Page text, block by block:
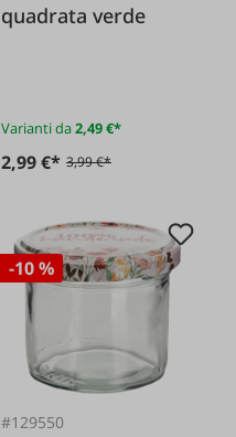
quadrata verde
Varianti da2,49 €*
2,99 €* 3,99 €*
-10 %
#129550